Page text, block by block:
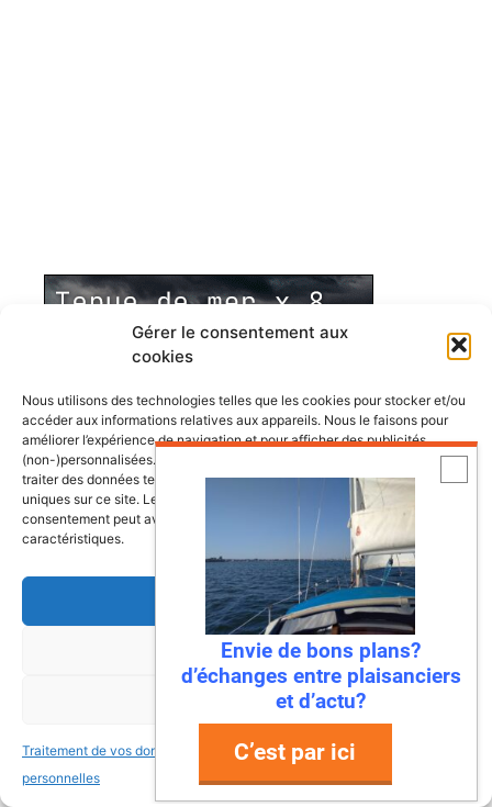
Gérer le consentement aux
cookies
Nous utilisons des technologies telles que les cookies pour stocker et/ou
accéder aux informations relatives aux appareils. Nous le faisons pour
améliorer l’expérience de navigation et pour afficher des publicités
(non-)personnalisées. Consentir à ces technologies nous autorisera à
traiter des données telles que le comportement de navigation ou les ID
uniques sur ce site. Le fait de ne pas consentir ou de retirer son
consentement peut avoir un effet négatif sur certaines fonctonnalités et
caractéristiques.
Accepter
Refuser
Voir les préférences
Traitement de vos données
personnelles
Traitement de vos données
personnelles
Envie de bons plans?
d’échanges entre plaisanciers
et d’actu?
C’est par ici